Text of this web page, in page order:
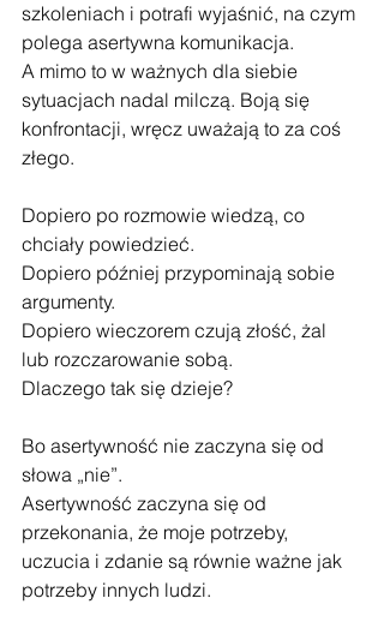
szkoleniach i potrafi wyjaśnić, na czym
polega asertywna komunikacja.
A mimo to w ważnych dla siebie
sytuacjach nadal milczą. Boją się
konfrontacji, wręcz uważają to za coś
złego.
Dopiero po rozmowie wiedzą, co
chciały powiedzieć.
Dopiero później przypominają sobie
argumenty.
Dopiero wieczorem czują złość, żal
lub rozczarowanie sobą.
Dlaczego tak się dzieje?
Bo asertywność nie zaczyna się od
słowa „nie”.
Asertywność zaczyna się od
przekonania, że moje potrzeby,
uczucia i zdanie są równie ważne jak
potrzeby innych ludzi.